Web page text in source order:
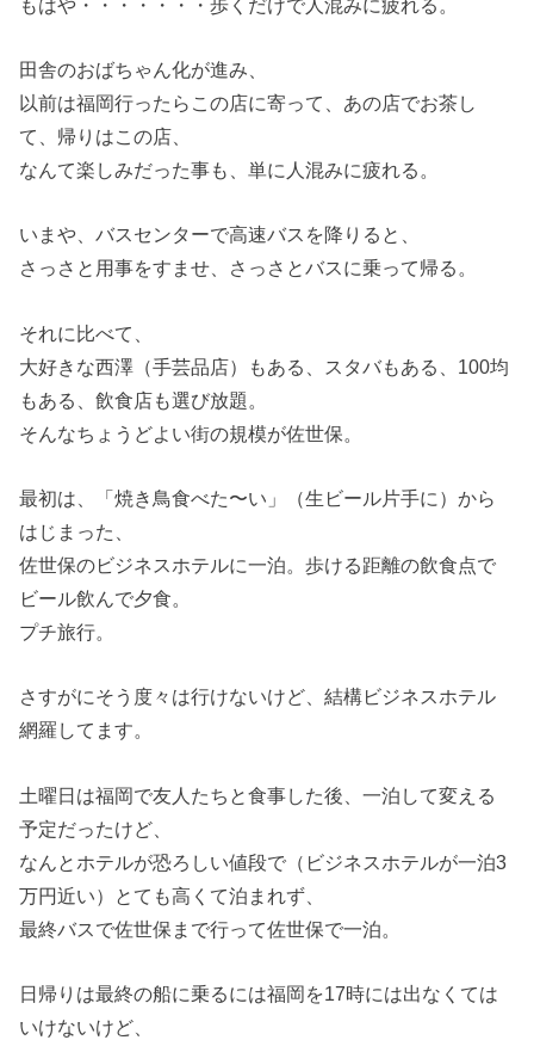
もはや・・・・・・・歩くだけで人混みに疲れる。
田舎のおばちゃん化が進み、
以前は福岡行ったらこの店に寄って、あの店でお茶し
て、帰りはこの店、
なんて楽しみだった事も、単に人混みに疲れる。
いまや、バスセンターで高速バスを降りると、
さっさと用事をすませ、さっさとバスに乗って帰る。
それに比べて、
大好きな西澤（手芸品店）もある、スタバもある、100均
もある、飲食店も選び放題。
そんなちょうどよい街の規模が佐世保。
最初は、「焼き鳥食べた〜い」（生ビール片手に）から
はじまった、
佐世保のビジネスホテルに一泊。歩ける距離の飲食点で
ビール飲んで夕食。
プチ旅行。
さすがにそう度々は行けないけど、結構ビジネスホテル
網羅してます。
土曜日は福岡で友人たちと食事した後、一泊して変える
予定だったけど、
なんとホテルが恐ろしい値段で（ビジネスホテルが一泊3
万円近い）とても高くて泊まれず、
最終バスで佐世保まで行って佐世保で一泊。
日帰りは最終の船に乗るには福岡を17時には出なくては
いけないけど、